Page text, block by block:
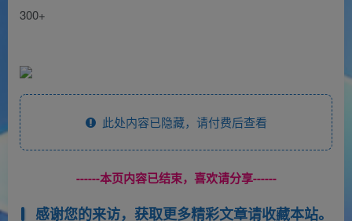
300+
此处内容已隐藏，请付费后查看
------本页内容已结束，喜欢请分享------
感谢您的来访，获取更多精彩文章请收藏本站。